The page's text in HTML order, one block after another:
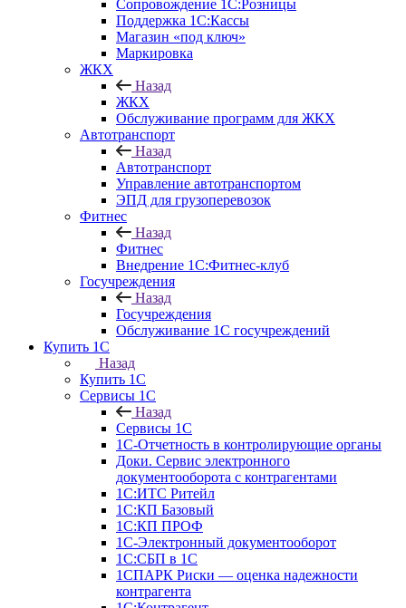
Сопровождение 1С:Розницы
Поддержка 1С:Кассы
Магазин «под ключ»
Маркировка
ЖКХ
Назад
ЖКХ
Обслуживание программ для ЖКХ
Автотранспорт
Назад
Автотранспорт
Управление автотранспортом
ЭПД для грузоперевозок
Фитнес
Назад
Фитнес
Внедрение 1С:Фитнес-клуб
Госучреждения
Назад
Госучреждения
Обслуживание 1С госучреждений
Купить 1С
Назад
Купить 1С
Сервисы 1С
Назад
Сервисы 1С
1С-Отчетность в контролирующие органы
Доки. Сервис электронного
документооборота с контрагентами
1С:ИТС Ритейл
1С:КП Базовый
1С:КП ПРОФ
1С-Электронный документооборот
1С:СБП в 1С
1СПАРК Риски — оценка надежности
контрагента